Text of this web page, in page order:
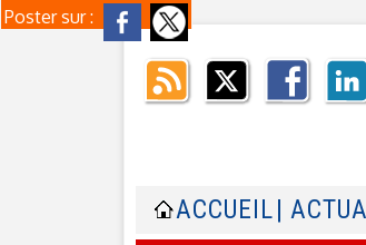
Poster sur :
ACCUEIL |